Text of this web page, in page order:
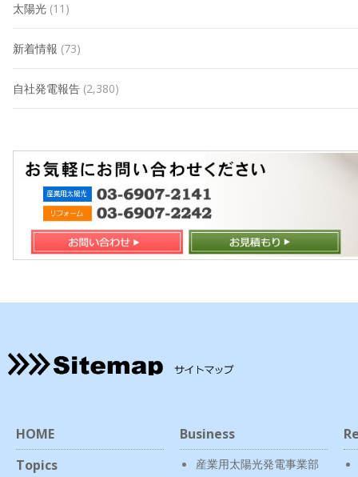
太陽光 (11)
新着情報 (73)
自社発電報告 (2,380)
HOME
Topics
Business
産業用太陽光発電事業部